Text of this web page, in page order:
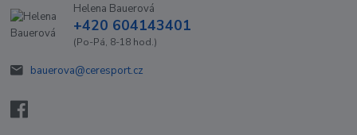
Helena Bauerová
+420 604143401
(Po-Pá, 8-18 hod.)
bauerova@ceresport.cz